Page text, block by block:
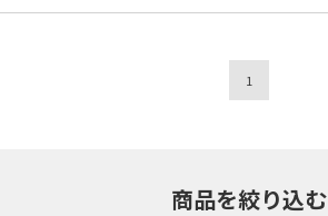
1
商品を絞り込む